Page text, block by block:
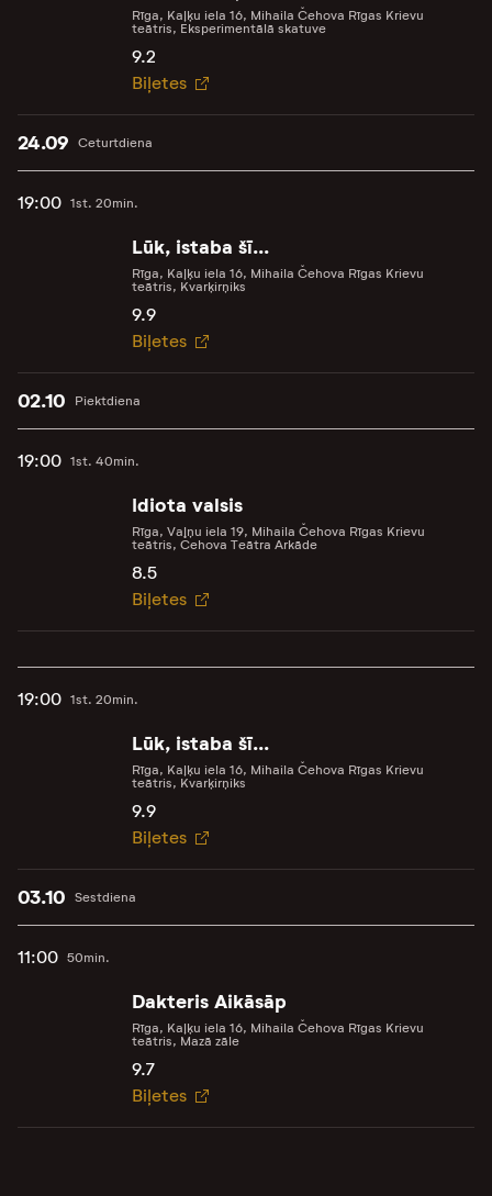
Rīga, Kaļķu iela 16, Mihaila Čehova Rīgas Krievu
teātris, Eksperimentālā skatuve
9.2
Biļetes
Ceturtdiena
24.09
19:00 1st. 20min.
Lūk, istaba šī...
Rīga, Kaļķu iela 16, Mihaila Čehova Rīgas Krievu
teātris, Kvarķirņiks
9.9
Biļetes
Piektdiena
02.10
19:00 1st. 40min.
Idiota valsis
Rīga, Vaļņu iela 19, Mihaila Čehova Rīgas Krievu
teātris, Čehova Teātra Arkāde
8.5
Biļetes
19:00 1st. 20min.
Lūk, istaba šī...
Rīga, Kaļķu iela 16, Mihaila Čehova Rīgas Krievu
teātris, Kvarķirņiks
9.9
Biļetes
Sestdiena
03.10
11:00 50min.
Dakteris Aikāsāp
Rīga, Kaļķu iela 16, Mihaila Čehova Rīgas Krievu
teātris, Mazā zāle
9.7
Biļetes